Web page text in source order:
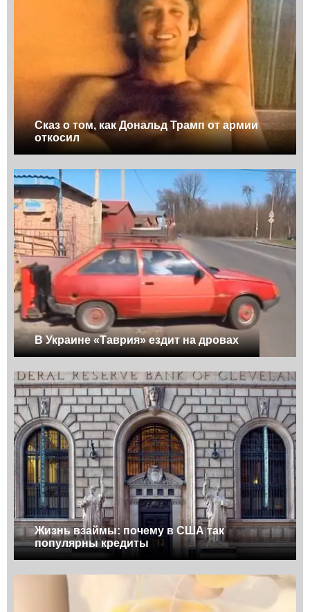
Сказ о том, как Дональд Трамп от армии
откосил
В Украине «Таврия» ездит на дровах
Жизнь взаймы: почему в США так
популярны кредиты